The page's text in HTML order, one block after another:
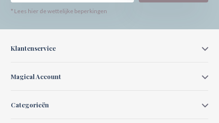
* Lees hier de wettelijke beperkingen
Klantenservice
Magical Account
Categorieën